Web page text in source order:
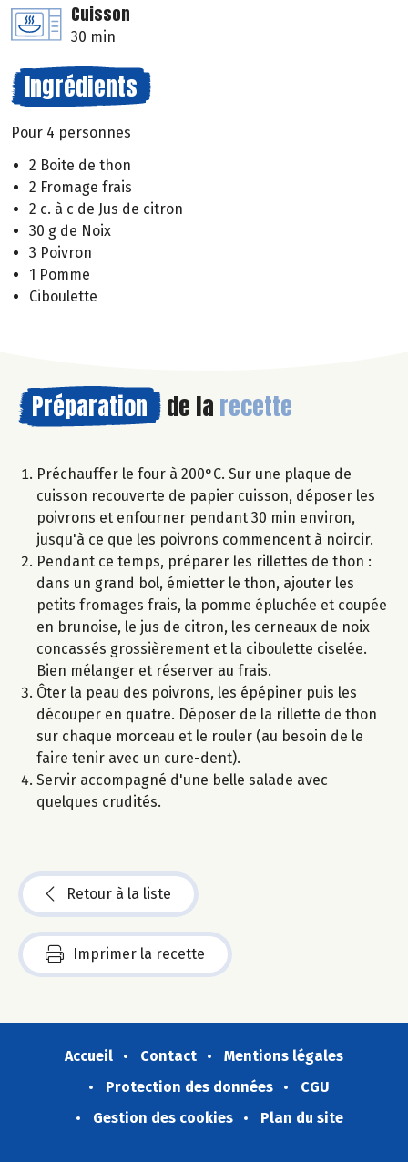
Cuisson
30 min
Ingrédients
Pour 4 personnes
2 Boite de thon
2 Fromage frais
2 c. à c de Jus de citron
30 g de Noix
3 Poivron
1 Pomme
Ciboulette
Préparation de la recette
Préchauffer le four à 200°C. Sur une plaque de
cuisson recouverte de papier cuisson, déposer les
poivrons et enfourner pendant 30 min environ,
jusqu'à ce que les poivrons commencent à noircir.
Pendant ce temps, préparer les rillettes de thon :
dans un grand bol, émietter le thon, ajouter les
petits fromages frais, la pomme épluchée et coupée
en brunoise, le jus de citron, les cerneaux de noix
concassés grossièrement et la ciboulette ciselée.
Bien mélanger et réserver au frais.
Ôter la peau des poivrons, les épépiner puis les
découper en quatre. Déposer de la rillette de thon
sur chaque morceau et le rouler (au besoin de le
faire tenir avec un cure-dent).
Servir accompagné d'une belle salade avec
quelques crudités.
Retour à la liste
Imprimer la recette
Accueil Contact
Mentions légales
Protection des données
CGU
Gestion des cookies
Plan du site